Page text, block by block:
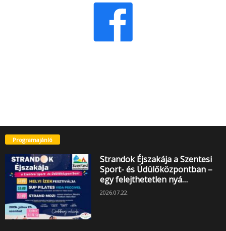
Programajánló
Strandok Éjszakája a Szentesi
Sport- és Üdülőközpontban –
egy felejthetetlen nyá…
2026.07.22.